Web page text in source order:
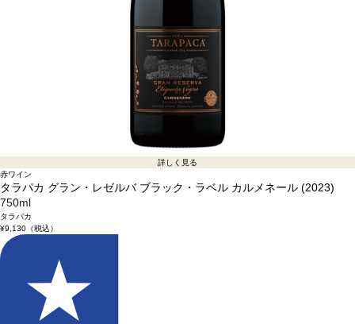
詳しく見る
赤ワイン
タラパカ グラン・レゼルバ ブラック・ラベル カルメネール (2023)
750ml
タラパカ
¥9,130（税込）